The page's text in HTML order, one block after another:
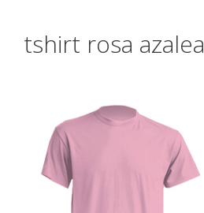
tshirt rosa azalea